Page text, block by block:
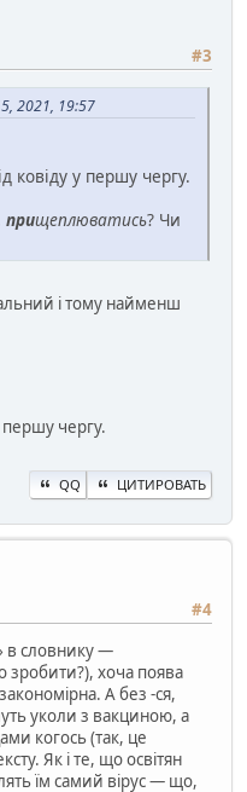
#3
2021, 19:57
ковіду у першу чергу.
прищеплюватись? Чи
і тому найменш
чергу.
QQ ЦИТИРОВАТЬ
#4
в словнику —
хоча поява
А без -ся,
уколи з вакциною, а
когось (так, це
Як і те, що освітян
їм самий вірус — що,